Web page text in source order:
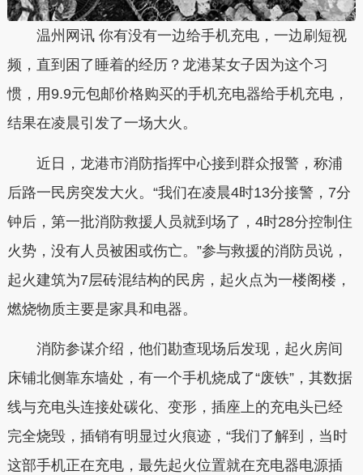
温州网讯 你有没有一边给手机充电，一边刷短视
频，直到困了睡着的经历？龙港某女子因为这个习
惯，用9.9元包邮价格购买的手机充电器给手机充电，
结果在凌晨引发了一场大火。
近日，龙港市消防指挥中心接到群众报警，称浦
后路一民房突发大火。“我们在凌晨4时13分接警，7分
钟后，第一批消防救援人员就到场了，4时28分控制住
火势，没有人员被困或伤亡。”参与救援的消防员说，
起火建筑为7层砖混结构的民房，起火点为一楼阁楼，
燃烧物质主要是家具和电器。
消防参谋介绍，他们勘查现场后发现，起火房间
床铺北侧靠东墙处，有一个手机烧成了“废铁”，其数据
线与充电头连接处碳化、变形，插座上的充电头已经
完全烧毁，插销有明显过火痕迹，“我们了解到，当时
这部手机正在充电，最先起火位置就在充电器电源插